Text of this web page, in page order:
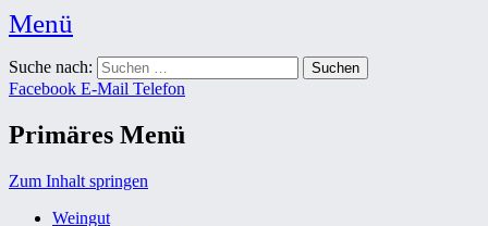
Menü
Weingut Karl Friedrich Aust
Das Weingut im Herzen der Radebeuler Oberlößnitz
Suche nach:
Facebook E-Mail Telefon
Primäres Menü
Zum Inhalt springen
Weingut